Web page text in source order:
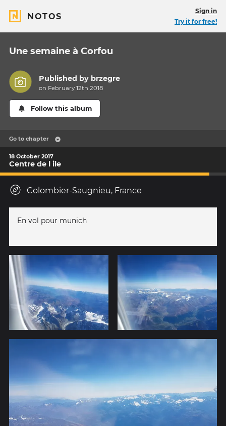
NOTOS
Sign in
Try it for free!
Une semaine à Corfou
Published by brzegre
on February 12th 2018
Follow this album
Go to chapter
18 October 2017
Centre de l ile
Colombier-Saugnieu, France
En vol pour munich